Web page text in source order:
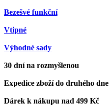
Bezešvé funkční
Vtipné
Výhodné sady
30 dní na rozmyšlenou
Expedice zboží do druhého dne
Dárek k nákupu nad 499 Kč